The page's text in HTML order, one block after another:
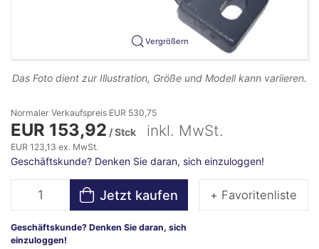
Vergrößern
Das Foto dient zur Illustration, Größe und Modell kann variieren.
Normaler Verkaufspreis EUR 530,75
EUR 153,92 / Stck inkl. MwSt.
EUR 123,13 ex. MwSt.
Geschäftskunde? Denken Sie daran, sich einzuloggen!
Jetzt kaufen
Geschäftskunde? Denken Sie daran, sich
einzuloggen!
+ Favoritenliste